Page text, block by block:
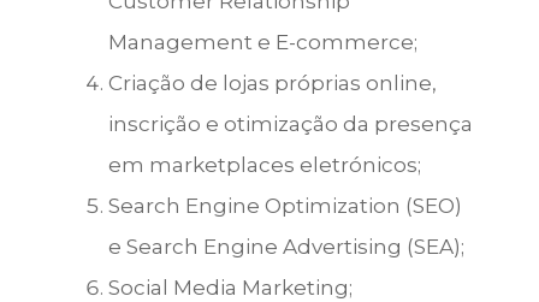
Management e E-commerce;
Criação de lojas próprias online,
inscrição e otimização da presença
em marketplaces eletrónicos;
Search Engine Optimization (SEO)
e Search Engine Advertising (SEA);
Social Media Marketing;